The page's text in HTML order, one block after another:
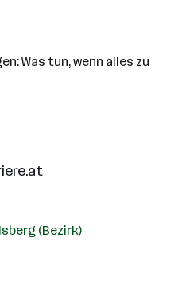
Was tun, wenn alles zu
(Bezirk)